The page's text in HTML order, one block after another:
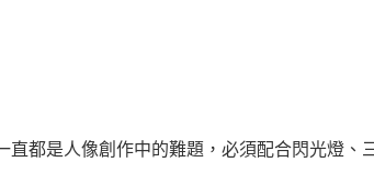
直都是人像創作中的難題，必須配合閃光燈、